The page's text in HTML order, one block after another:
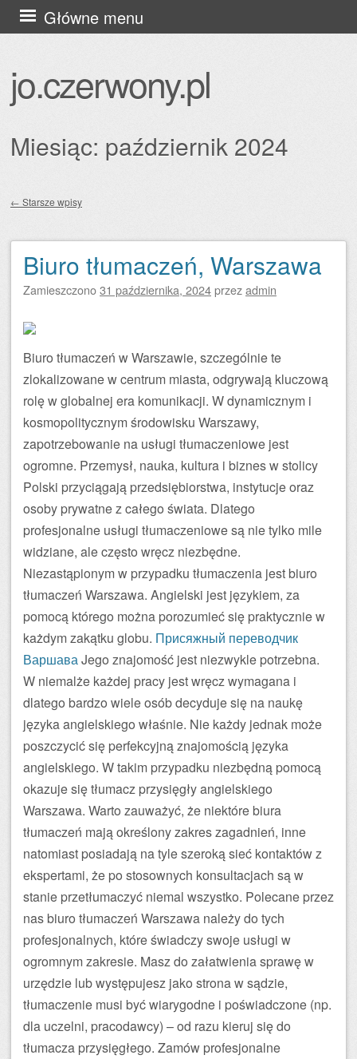
jo.czerwony.pl
Główne menu
Przejdź
do
Miesiąc: październik 2024
← Starsze wpisy
Biuro tłumaczeń, Warszawa
Zamieszczono31 października, 2024przezadmin
Biuro tłumaczeń w Warszawie, szczególnie te
zlokalizowane w centrum miasta, odgrywają kluczową
rolę w globalnej era komunikacji. W dynamicznym i
kosmopolitycznym środowisku Warszawy,
zapotrzebowanie na usługi tłumaczeniowe jest
ogromne. Przemysł, nauka, kultura i biznes w stolicy
Polski przyciągają przedsiębiorstwa, instytucje oraz
osoby prywatne z całego świata. Dlatego
profesjonalne usługi tłumaczeniowe są nie tylko mile
widziane, ale często wręcz niezbędne.
Niezastąpionym w przypadku tłumaczenia jest biuro
tłumaczeń Warszawa. Angielski jest językiem, za
pomocą którego można porozumieć się praktycznie w
każdym zakątku globu. Присяжный переводчик
ВаршаваJego znajomość jest niezwykle potrzebna.
W niemalże każdej pracy jest wręcz wymagana i
dlatego bardzo wiele osób decyduje się na naukę
języka angielskiego właśnie. Nie każdy jednak może
poszczycić się perfekcyjną znajomością języka
angielskiego. W takim przypadku niezbędną pomocą
okazuje się tłumacz przysięgły angielskiego
Warszawa. Warto zauważyć, że niektóre biura
tłumaczeń mają określony zakres zagadnień, inne
natomiast posiadają na tyle szeroką sieć kontaktów z
ekspertami, że po stosownych konsultacjach są w
stanie przetłumaczyć niemal wszystko. Polecane przez
nas biuro tłumaczeń Warszawa należy do tych
profesjonalnych, które świadczy swoje usługi w
ogromnym zakresie. Masz do załatwienia sprawę w
urzędzie lub występujesz jako strona w sądzie,
tłumaczenie musi być wiarygodne i poświadczone (np.
dla uczelni, pracodawcy) – od razu kieruj się do
tłumacza przysięgłego. Zamów profesjonalne